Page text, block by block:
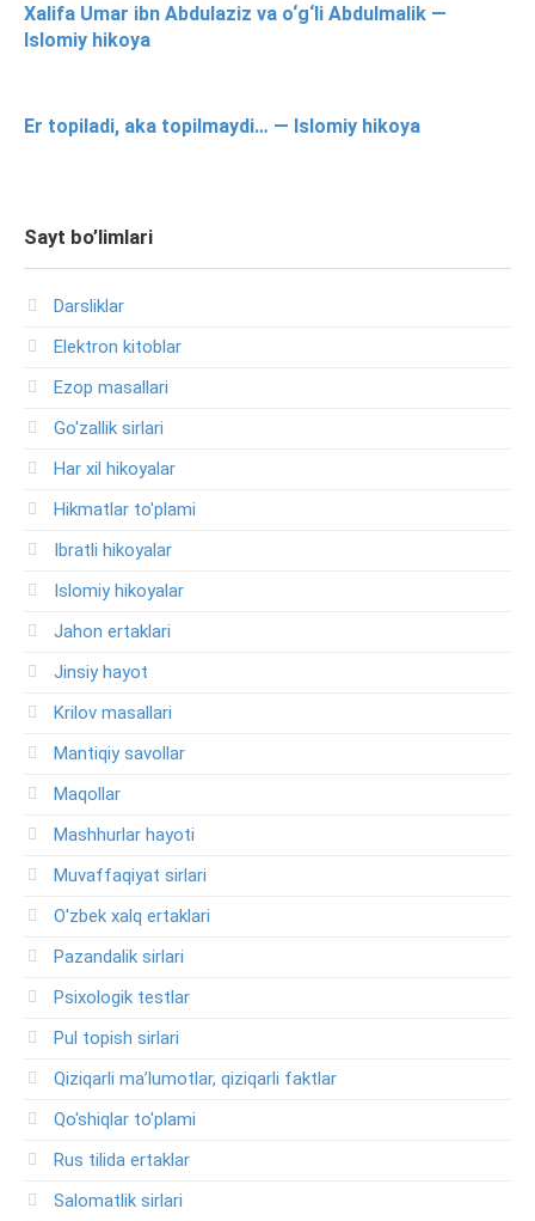
Xalifa Umar ibn Abdulaziz va o‘g‘li Abdulmalik —
Islomiy hikoya
Er topiladi, aka topilmaydi… — Islomiy hikoya
Sayt bo’limlari
Darsliklar
Elektron kitoblar
Ezop masallari
Go'zallik sirlari
Har xil hikoyalar
Hikmatlar to'plami
Ibratli hikoyalar
Islomiy hikoyalar
Jahon ertaklari
Jinsiy hayot
Krilov masallari
Mantiqiy savollar
Maqollar
Mashhurlar hayoti
Muvaffaqiyat sirlari
O'zbek xalq ertaklari
Pazandalik sirlari
Psixologik testlar
Pul topish sirlari
Qiziqarli ma’lumotlar, qiziqarli faktlar
Qo'shiqlar to'plami
Rus tilida ertaklar
Salomatlik sirlari